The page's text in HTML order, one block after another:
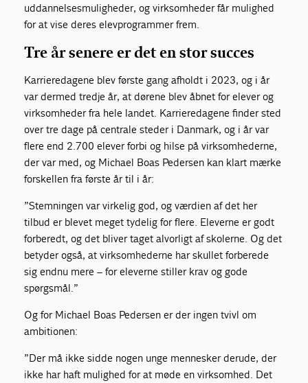
uddannelsesmuligheder, og virksomheder får mulighed
for at vise deres elevprogrammer frem.
Tre år senere er det en stor succes
Karrieredagene blev første gang afholdt i 2023, og i år
var dermed tredje år, at dørene blev åbnet for elever og
virksomheder fra hele landet. Karrieredagene finder sted
over tre dage på centrale steder i Danmark, og i år var
flere end 2.700 elever forbi og hilse på virksomhederne,
der var med, og Michael Boas Pedersen kan klart mærke
forskellen fra første år til i år:
”Stemningen var virkelig god, og værdien af det her
tilbud er blevet meget tydelig for flere. Eleverne er godt
forberedt, og det bliver taget alvorligt af skolerne. Og det
betyder også, at virksomhederne har skullet forberede
sig endnu mere – for eleverne stiller krav og gode
spørgsmål.”
Og for Michael Boas Pedersen er der ingen tvivl om
ambitionen:
”Der må ikke sidde nogen unge mennesker derude, der
ikke har haft mulighed for at møde en virksomhed. Det